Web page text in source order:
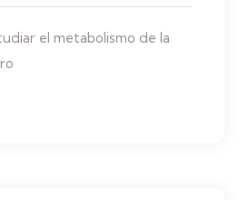
el metabolismo de la